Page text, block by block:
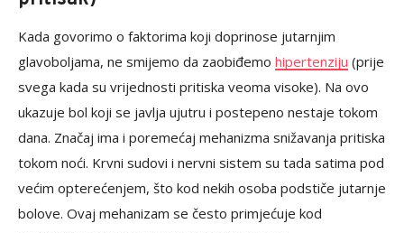
Kada govorimo o faktorima koji doprinose jutarnjim
glavoboljama, ne smijemo da zaobiđemo hipertenziju (prije
svega kada su vrijednosti pritiska veoma visoke). Na ovo
ukazuje bol koji se javlja ujutru i postepeno nestaje tokom
dana. Značaj ima i poremećaj mehanizma snižavanja pritiska
tokom noći. Krvni sudovi i nervni sistem su tada satima pod
većim opterećenjem, što kod nekih osoba podstiče jutarnje
bolove. Ovaj mehanizam se često primjećuje kod